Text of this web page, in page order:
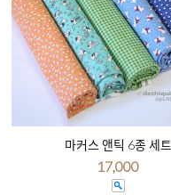
마커스 앤틱 6종 세트
17,000